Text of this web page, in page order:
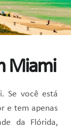
Miami
Se você está
e tem apenas
da Flórida,